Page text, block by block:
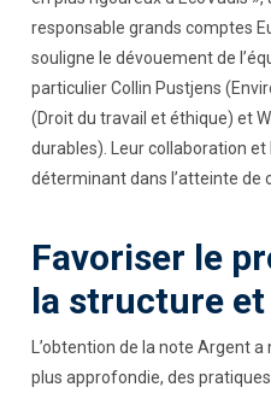
responsable grands comptes
souligne le dévouement de
particulier Collin Pustjens
(Droit du travail et éthique) et
durables). Leur collaboration
déterminant dans l’atteinte de
Favoriser le
la structure et
L’obtention de la note Argent
plus approfondie, des